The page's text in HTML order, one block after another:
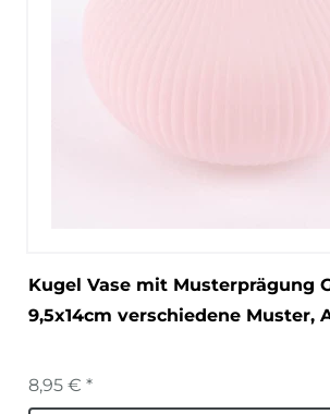
Kugel Vase mit Musterprägung
9,5x14cm verschiedene Muster,
8,95 € *